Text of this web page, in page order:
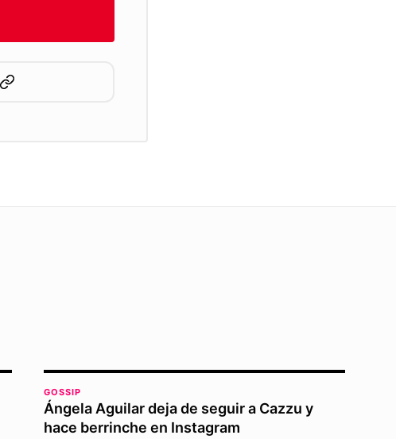
GOSSIP
Ángela Aguilar deja de seguir a Cazzu y
hace berrinche en Instagram